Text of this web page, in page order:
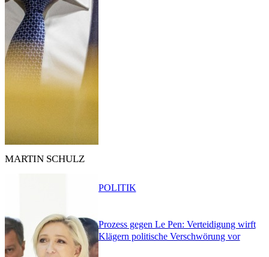
MARTIN SCHULZ
Prozess gegen Le Pen: Verteidigung wirft
Klägern politische Verschwörung vor
POLITIK